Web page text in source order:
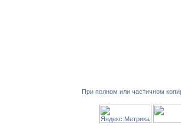
При полном или частичном